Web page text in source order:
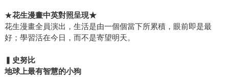
★花生漫畫中英對照呈現★
花生漫畫全員演出，生活是由一個個當下所累積，眼前即是最
好；學習活在今日，而不是寄望明天。
▍ 史努比
地球上最有智慧的小狗